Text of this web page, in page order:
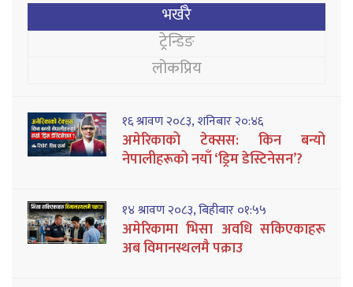
भर्खरै
ट्रेन्डिङ
लोकप्रिय
१६ श्रावण २०८३, शनिबार २०:४६
अमेरिकाको टेक्सस: किन बन्यो
नेपालीहरूको नयाँ ‘ड्रिम डेस्टिनेसन’?
१४ श्रावण २०८३, बिहीबार ०१:५५
अमेरिकामा भिसा अवधि सकिएकाहरू
अब विमानस्थलमै पक्राउ